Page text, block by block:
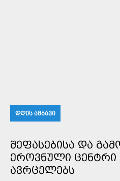
ᲓᲦᲘᲡ ᲐᲛᲑᲐᲕᲘ
ᲨᲔᲤᲐᲡᲔᲑᲘᲡᲐ ᲓᲐ
ᲔᲠᲝᲕᲜᲣᲚᲘ ᲪᲔᲜᲢᲠᲘ
ᲐᲕᲠᲪᲔᲚᲔᲑᲡ